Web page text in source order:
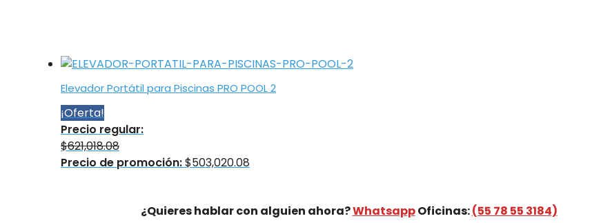
Elevador Portátil para Piscinas PRO POOL 2
¡Oferta!
Precio regular:
$621,018.08
Precio de promoción:$503,020.08
¿Quieres hablar con alguien ahora?WhatsappOficinas:(55 78 55 3184)